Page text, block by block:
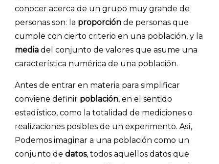
conocer acerca de un grupo muy grande de
personas son: la proporción de personas que
cumple con cierto criterio en una población, y la
media del conjunto de valores que asume una
característica numérica de una población.
Antes de entrar en materia para simplificar
conviene definir población, en el sentido
estadístico, como la totalidad de mediciones o
realizaciones posibles de un experimento. Así,
Podemos imaginar a una población como un
conjunto de datos, todos aquellos datos que